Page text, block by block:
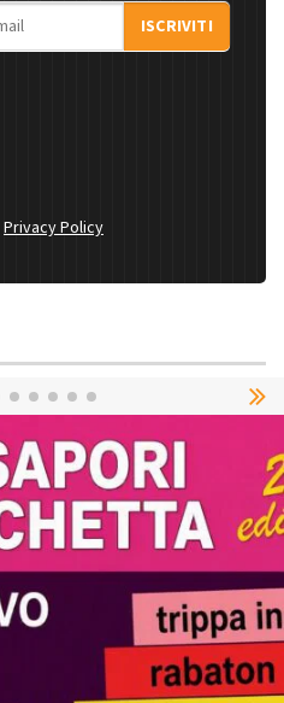
ISCRIVITI
Privacy Policy